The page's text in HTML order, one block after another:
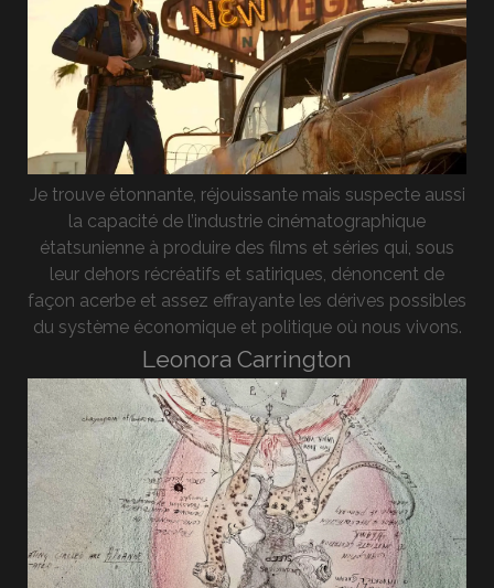
Je trouve étonnante, réjouissante mais suspecte aussi
la capacité de l’industrie cinématographique
étatsunienne à produire des films et séries qui, sous
leur dehors récréatifs et satiriques, dénoncent de
façon acerbe et assez effrayante les dérives possibles
du système économique et politique où nous vivons.
Leonora Carrington